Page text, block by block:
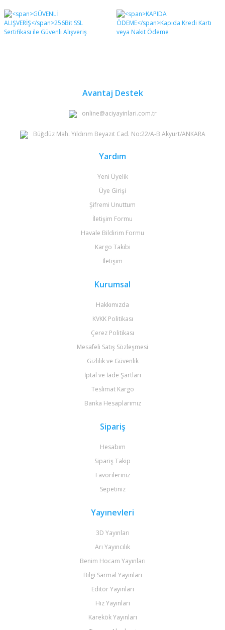
Yorum Yaz
Ürün resmi kalitesiz, bozuk veya görüntülenemiyor.
Ürün açıklamasında eksik bilgiler bulunuyor.
Avantaj Destek
online@aciyayinlari.com.tr
Büğdüz Mah. Yıldırım Beyazıt Cad. No:22/A-B Akyurt/ANKARA
Yardım
Yeni Üyelik
Üye Girişi
Şifremi Unuttum
İletişim Formu
Havale Bildirim Formu
Kargo Takibi
İletişim
Kurumsal
Hakkımızda
KVKK Politikası
Çerez Politikası
Mesafeli Satış Sözleşmesi
Gizlilik ve Güvenlik
İptal ve İade Şartları
Teslimat Kargo
Banka Hesaplarımız
Sipariş
Hesabım
Sipariş Takip
Favorileriniz
Sepetiniz
Yayınevleri
3D Yayınları
Arı Yayıncılık
Benim Hocam Yayınları
Bilgi Sarmal Yayınları
Editör Yayınları
Hız Yayınları
Karekök Yayınları